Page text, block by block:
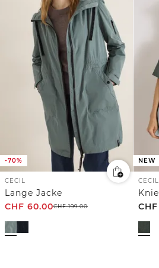
-70%
CECIL
Lange Jacke
CHF 60.00CHF199.00
NEW
CECIL
CHF